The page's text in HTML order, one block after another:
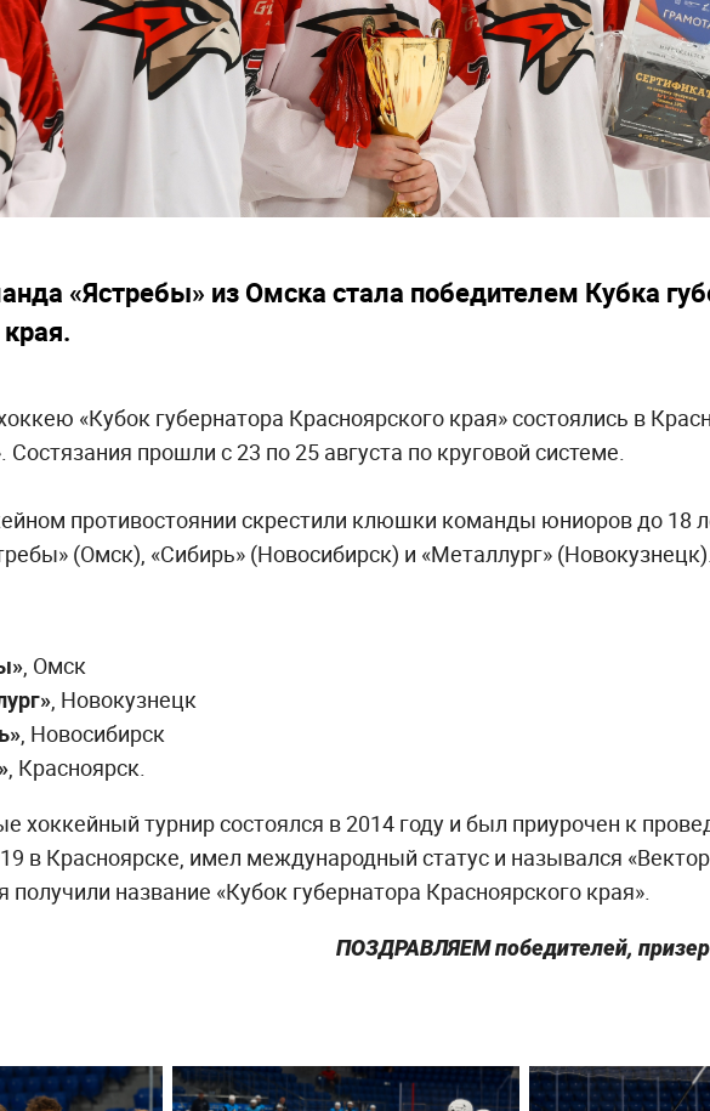
«Ястребы» из Омска стала победителем Кубка
«Кубок губернатора Красноярского края» состоялись в
Состязания прошли с 23 по 25 августа по круговой системе.
противостоянии скрестили клюшки команды юниоров до 18
(Омск), «Сибирь» (Новосибирск) и «Металлург»
, Омск
, Новокузнецк
, Новосибирск
, Красноярск.
хоккейный турнир состоялся в 2014 году и был приурочен к
в Красноярске, имел международный статус и назывался
получили название «Кубок губернатора Красноярского края».
ПОЗДРАВЛЯЕМ победителей,